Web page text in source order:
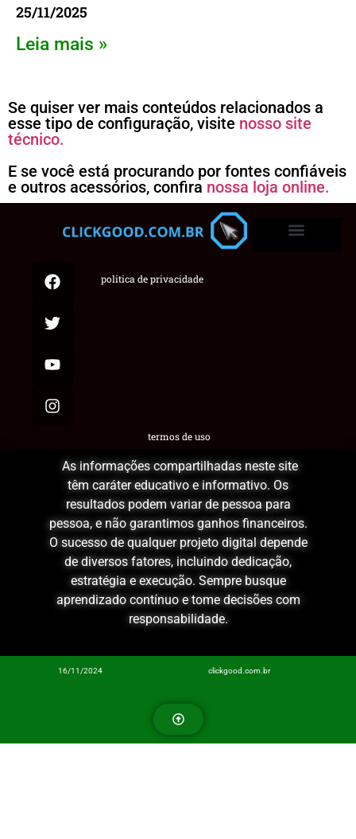
25/11/2025
Leia mais »
Se quiser ver mais conteúdos relacionados a
esse tipo de configuração, visite nosso site
técnico.
E se você está procurando por fontes confiáveis
e outros acessórios, confira nossa loja online.
termos de uso
politica de privacidade
As informações compartilhadas neste site
têm caráter educativo e informativo. Os
resultados podem variar de pessoa para
pessoa, e não garantimos ganhos financeiros.
O sucesso de qualquer projeto digital depende
de diversos fatores, incluindo dedicação,
estratégia e execução. Sempre busque
aprendizado contínuo e tome decisões com
responsabilidade.
16/11/2024 clickgood.com.br